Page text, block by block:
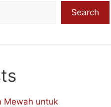
Search
Mewah untuk